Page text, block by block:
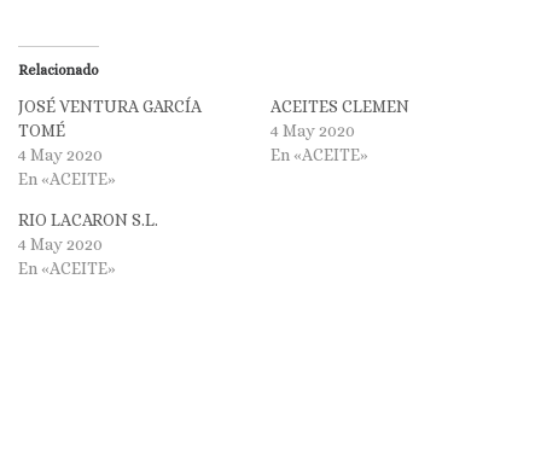
Relacionado
JOSÉ VENTURA GARCÍA
TOMÉ
4 May 2020
En «ACEITE»
ACEITES CLEMEN
4 May 2020
En «ACEITE»
RIO LACARON S.L.
4 May 2020
En «ACEITE»